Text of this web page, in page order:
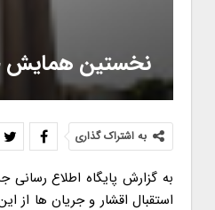
نخستین همایش
به اشتراک گذاری
به گزارش پایگاه اطلاع رسانی